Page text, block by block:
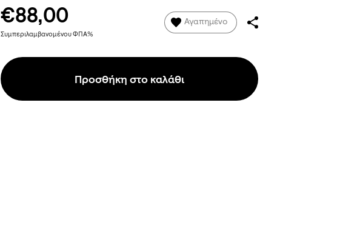
€88,00
Συμπεριλαμβανομένου ΦΠΑ%
Αγαπημένο
Προσθήκη στο καλάθι